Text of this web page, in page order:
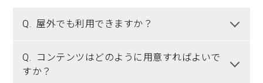
Q. 屋外でも利用できますか？
Q. コンテンツはどのように用意すればよいで
すか？